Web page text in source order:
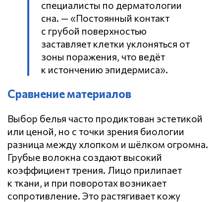
специалисты по дерматологии
сна. — «Постоянный контакт
с грубой поверхностью
заставляет клетки уклоняться от
зоны поражения, что ведёт
к истончению эпидермиса».
Сравнение материалов
Выбор белья часто продиктован эстетикой
или ценой, но с точки зрения биологии
разница между хлопком и шёлком огромна.
Грубые волокна создают высокий
коэффициент трения. Лицо прилипает
к ткани, и при поворотах возникает
сопротивление. Это растягивает кожу